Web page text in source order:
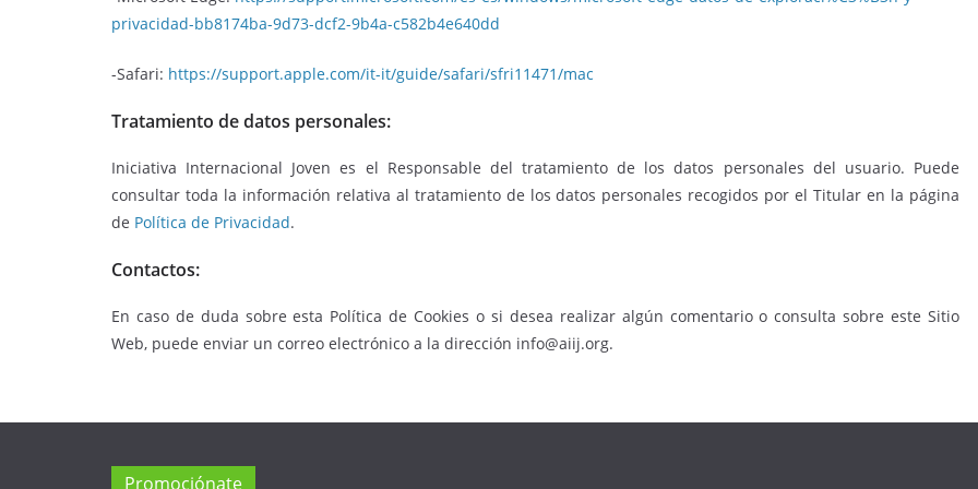
privacidad-bb8174ba-9d73-dcf2-9b4a-c582b4e640dd
-Safari: https://support.apple.com/it-it/guide/safari/sfri11471/mac
Tratamiento de datos personales:
Iniciativa Internacional Joven es el Responsable del tratamiento de los datos personales del usuario. Puede
consultar toda la información relativa al tratamiento de los datos personales recogidos por el Titular en la página
de Política de Privacidad.
Contactos:
En caso de duda sobre esta Política de Cookies o si desea realizar algún comentario o consulta sobre este Sitio
Web, puede enviar un correo electrónico a la dirección info@aiij.org.
Promociónate